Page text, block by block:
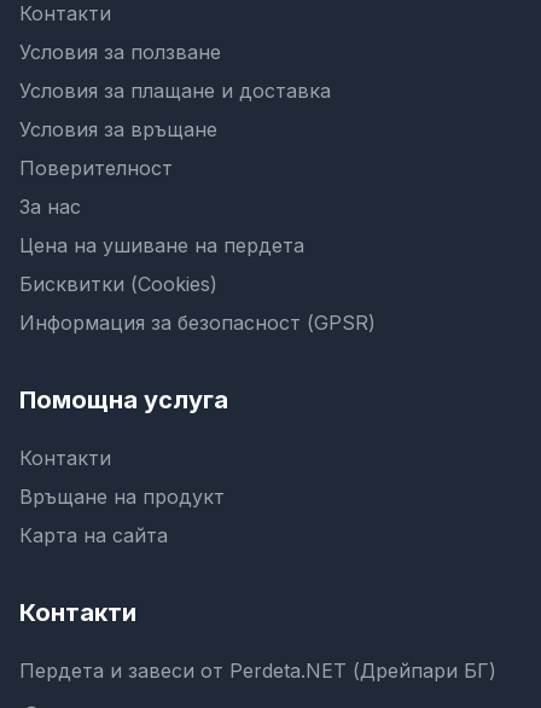
Контакти
Условия за ползване
Условия за плащане и доставка
Условия за връщане
Поверителност
За нас
Цена на ушиване на пердета
Бисквитки (Cookies)
Информация за безопасност (GPSR)
Помощна услуга
Контакти
Връщане на продукт
Карта на сайта
Контакти
Пердета и завеси от Perdeta.NET (Дрейпари БГ)